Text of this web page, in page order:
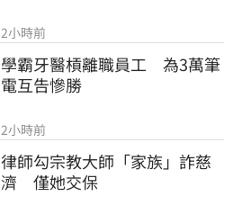
2小時前
學霸牙醫槓離職員工　為3萬筆
電互告慘勝
2小時前
律師勾宗教大師「家族」詐慈
濟　僅她交保